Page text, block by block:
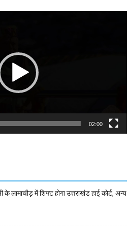
02:00
के लामाचौड़ में शिफ्ट होगा उत्तराखंड हाई कोर्ट, अन्य